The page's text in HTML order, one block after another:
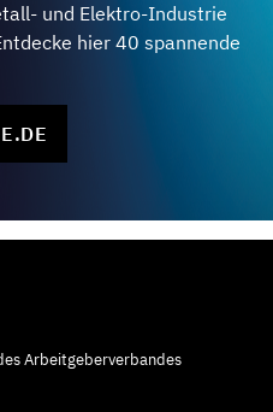
und Elektro-Industrie
hier 40 spannende
Arbeitgeberverbandes